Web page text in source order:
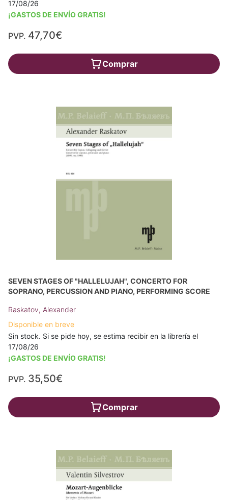
17/08/26
¡GASTOS DE ENVÍO GRATIS!
PVP. 47,70€
Comprar
SEVEN STAGES OF "HALLELUJAH", CONCERTO FOR
SOPRANO, PERCUSSION AND PIANO, PERFORMING SCORE
Raskatov, Alexander
Disponible en breve
Sin stock. Si se pide hoy, se estima recibir en la librería el
17/08/26
¡GASTOS DE ENVÍO GRATIS!
PVP. 35,50€
Comprar